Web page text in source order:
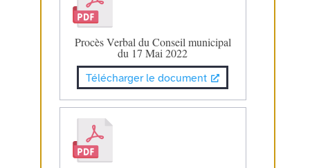
Procès Verbal du Conseil municipal
du 17 Mai 2022
Télécharger le document